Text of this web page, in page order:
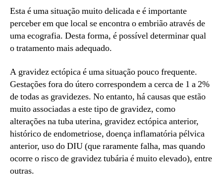
Esta é uma situação muito delicada e é importante
perceber em que local se encontra o embrião através de
uma ecografia. Desta forma, é possível determinar qual
o tratamento mais adequado.
A gravidez ectópica é uma situação pouco frequente.
Gestações fora do útero correspondem a cerca de 1 a 2%
de todas as gravidezes. No entanto, há causas que estão
muito associadas a este tipo de gravidez, como
alterações na tuba uterina, gravidez ectópica anterior,
histórico de endometriose, doença inflamatória pélvica
anterior, uso do DIU (que raramente falha, mas quando
ocorre o risco de gravidez tubária é muito elevado), entre
outras.